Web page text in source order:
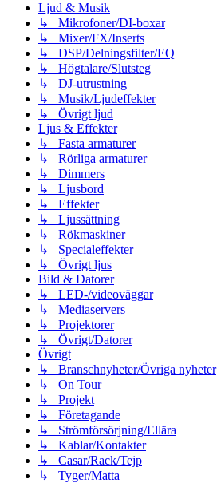
Ljud & Musik
↳ Mikrofoner/DI-boxar
↳ Mixer/FX/Inserts
↳ DSP/Delningsfilter/EQ
↳ Högtalare/Slutsteg
↳ DJ-utrustning
↳ Musik/Ljudeffekter
↳ Övrigt ljud
Ljus & Effekter
↳ Fasta armaturer
↳ Rörliga armaturer
↳ Dimmers
↳ Ljusbord
↳ Effekter
↳ Ljussättning
↳ Rökmaskiner
↳ Specialeffekter
↳ Övrigt ljus
Bild & Datorer
↳ LED-/videoväggar
↳ Mediaservers
↳ Projektorer
↳ Övrigt/Datorer
Övrigt
↳ Branschnyheter/Övriga nyheter
↳ On Tour
↳ Projekt
↳ Företagande
↳ Strömförsörjning/Ellära
↳ Kablar/Kontakter
↳ Casar/Rack/Tejp
↳ Tyger/Matta